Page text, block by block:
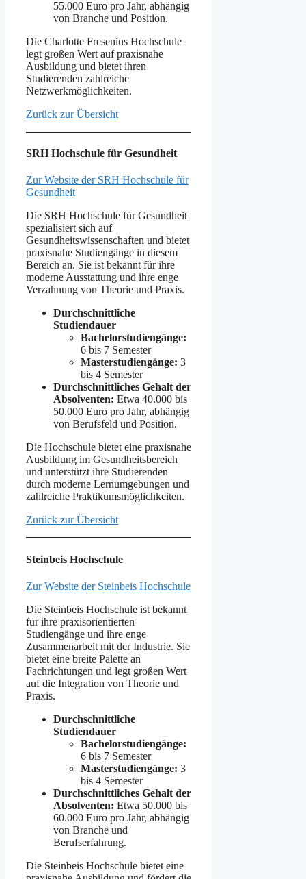
55.000 Euro pro Jahr, abhängig
von Branche und Position.
Die Charlotte Fresenius Hochschule
legt großen Wert auf praxisnahe
Ausbildung und bietet ihren
Studierenden zahlreiche
Netzwerkmöglichkeiten.
Zurück zur Übersicht
SRH Hochschule für Gesundheit
Zur Website der SRH Hochschule für
Gesundheit
Die SRH Hochschule für Gesundheit
spezialisiert sich auf
Gesundheitswissenschaften und bietet
praxisnahe Studiengänge in diesem
Bereich an. Sie ist bekannt für ihre
moderne Ausstattung und ihre enge
Verzahnung von Theorie und Praxis.
Durchschnittliche
Studiendauer
Bachelorstudiengänge:
6 bis 7 Semester
Masterstudiengänge: 3
bis 4 Semester
Durchschnittliches Gehalt der
Absolventen: Etwa 40.000 bis
50.000 Euro pro Jahr, abhängig
von Berufsfeld und Position.
Die Hochschule bietet eine praxisnahe
Ausbildung im Gesundheitsbereich
und unterstützt ihre Studierenden
durch moderne Lernumgebungen und
zahlreiche Praktikumsmöglichkeiten.
Zurück zur Übersicht
Steinbeis Hochschule
Zur Website der Steinbeis Hochschule
Die Steinbeis Hochschule ist bekannt
für ihre praxisorientierten
Studiengänge und ihre enge
Zusammenarbeit mit der Industrie. Sie
bietet eine breite Palette an
Fachrichtungen und legt großen Wert
auf die Integration von Theorie und
Praxis.
Durchschnittliche
Studiendauer
Bachelorstudiengänge:
6 bis 7 Semester
Masterstudiengänge: 3
bis 4 Semester
Durchschnittliches Gehalt der
Absolventen: Etwa 50.000 bis
60.000 Euro pro Jahr, abhängig
von Branche und
Berufserfahrung.
Die Steinbeis Hochschule bietet eine